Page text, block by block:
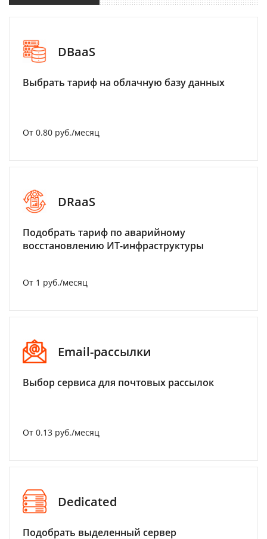
DBaaS
Выбрать тариф на облачную базу данных
От 0.80 руб./месяц
DRaaS
Подобрать тариф по аварийному
восстановлению ИТ-инфраструктуры
От 1 руб./месяц
Email-рассылки
Выбор сервиса для почтовых рассылок
От 0.13 руб./месяц
Dedicated
Подобрать выделенный сервер